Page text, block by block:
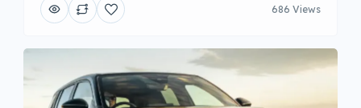
686 Views